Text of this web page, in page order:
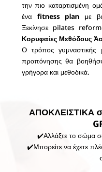
την πιο καταρτισμένη
ένα fitness plan με
Ξεκίνησε pilates
Κορυφαίες Μεθόδους
Ο τρόπος γυμναστικής
προπόνησης θα
γρήγορα και μεθοδικά.
ΑΠΟΚΛΕΙΣΤΙΚΑ
✔️Αλλάξτε το σώμα
✔️Μπορείτε να έχετε